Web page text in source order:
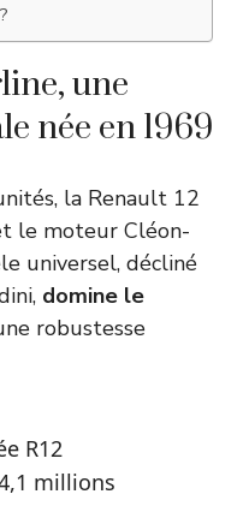
une
née en 1969
la Renault 12
le moteur Cléon-
universel, décliné
domine le
robustesse
R12
millions